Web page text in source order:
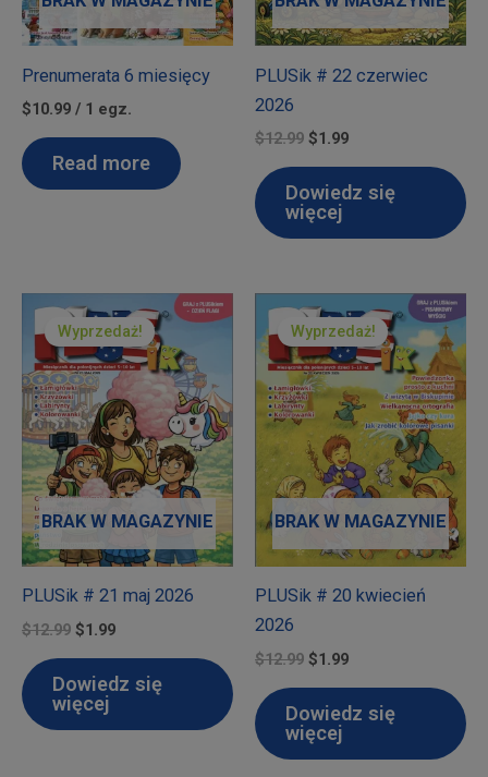
Prenumerata 6 miesięcy
$10.99 / 1 egz.
Read more
PLUSik # 22 czerwiec
2026
$12.99 Pierwotna
$12.99.
$1.99Aktualna
$1.99.
Dowiedz się
więcej
BRAK W MAGAZYNIE
Wyprzedaż!
PLUSik # 21 maj 2026
$12.99 Pierwotna
$12.99.
$1.99Aktualna
$1.99.
Dowiedz się
więcej
BRAK W MAGAZYNIE
Wyprzedaż!
PLUSik # 20 kwiecień
2026
$12.99 Pierwotna
$12.99.
$1.99Aktualna
$1.99.
Dowiedz się
więcej